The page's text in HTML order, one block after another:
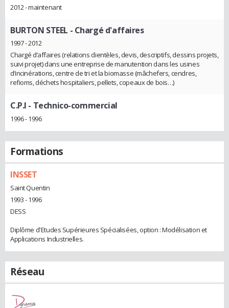
2012 - maintenant
BURTON STEEL - Chargé d'affaires
1997 - 2012
Chargé d’affaires (relations clientèles, devis, descriptifs, dessins projets,
suivi projet) dans une entreprise de manutention dans les usines
d’incinérations, centre de tri et la biomasse (mâchefers, cendres,
refioms, déchets hospitaliers, pellets, copeaux de bois…)
C.P.I - Technico-commercial
1996 - 1996
Formations
INSSET
Saint Quentin
1993 - 1996
DESS
Diplôme d'Etudes Supérieures Spécialisées, option : Modélisation et
Applications Industrielles.
Réseau